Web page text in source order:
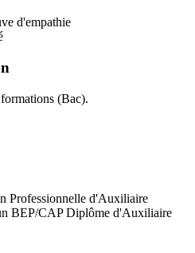
d'empathie
(Bac).
Professionnelle d'Auxiliaire
BEP/CAP Diplôme d'Auxiliaire